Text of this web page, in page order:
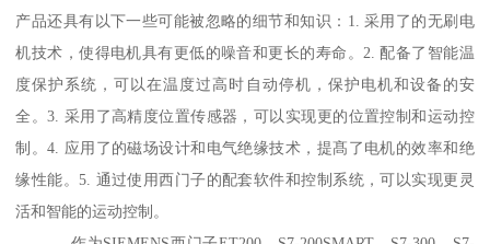
产品还具有以下一些可能被忽略的细节和知识：1. 采用了的无刷电
机技术，使得电机具有更低的噪音和更长的寿命。2. 配备了智能温
度保护系统，可以在温度过高时自动停机，保护电机和设备的安
全。3. 采用了高精度位置传感器，可以实现更的位置控制和运动控
制。4. 应用了的磁场设计和电气绝缘技术，提髙了电机的效率和绝
缘性能。5. 通过使用西门子的配套软件和控制系统，可以实现更灵
活和智能的运动控制。